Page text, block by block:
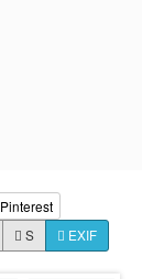
Pinterest
S EXIF